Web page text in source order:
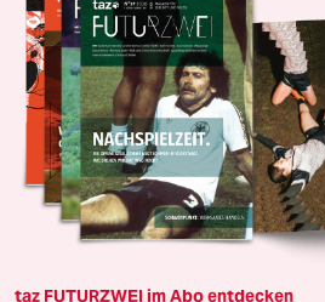
taz FUTURZWEI im Abo entdecken